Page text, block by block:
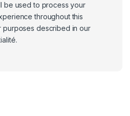
be used to process your
throughout this
purposes described in our
.